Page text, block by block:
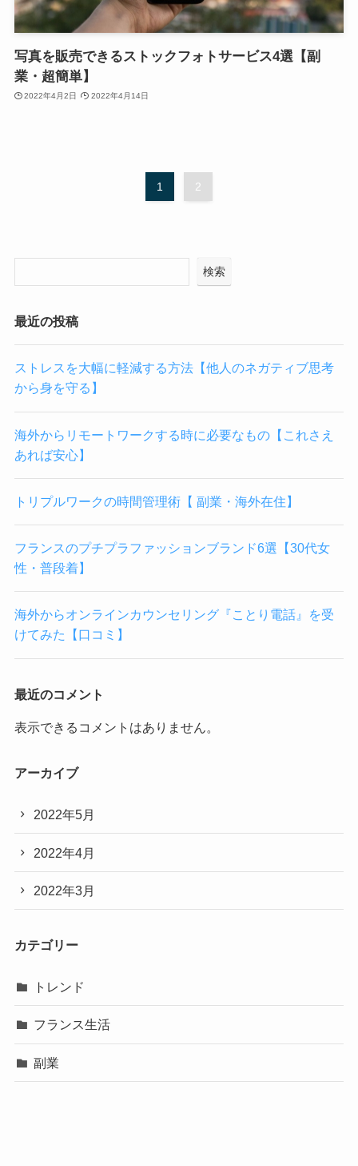
写真を販売できるストックフォトサービス4選【副
業・超簡単】
2022年4月2日 2022年4月14日
1 2
検索
最近の投稿
ストレスを大幅に軽減する方法【他人のネガティブ思考
から身を守る】
海外からリモートワークする時に必要なもの【これさえ
あれば安心】
トリプルワークの時間管理術【 副業・海外在住】
フランスのプチプラファッションブランド6選【30代女
性・普段着】
海外からオンラインカウンセリング『ことり電話』を受
けてみた【口コミ】
最近のコメント
表示できるコメントはありません。
アーカイブ
2022年5月
2022年4月
2022年3月
カテゴリー
トレンド
フランス生活
副業